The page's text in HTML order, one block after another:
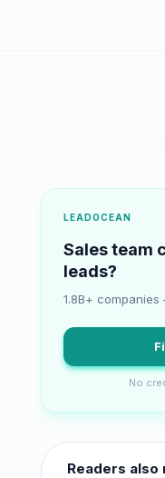
LEADOCEAN
Sales team
leads?
1.8B+
No
Readers also